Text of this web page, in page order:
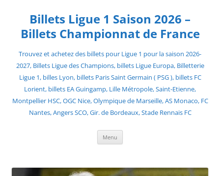
contentBillets Ligue 1 Saison 2026 –
Billets Championnat de France
Trouvez et achetez des billets pour Ligue 1 pour la saison 2026-
2027, Billets Ligue des Champions, billets Ligue Europa, Billetterie
Ligue 1, billes Lyon, billets Paris Saint Germain ( PSG ), billets FC
Lorient, billets EA Guingamp, Lille Métropole, Saint-Etienne,
Montpellier HSC, OGC Nice, Olympique de Marseille, AS Monaco, FC
Nantes, Angers SCO, Gir. de Bordeaux, Stade Rennais FC
Menu